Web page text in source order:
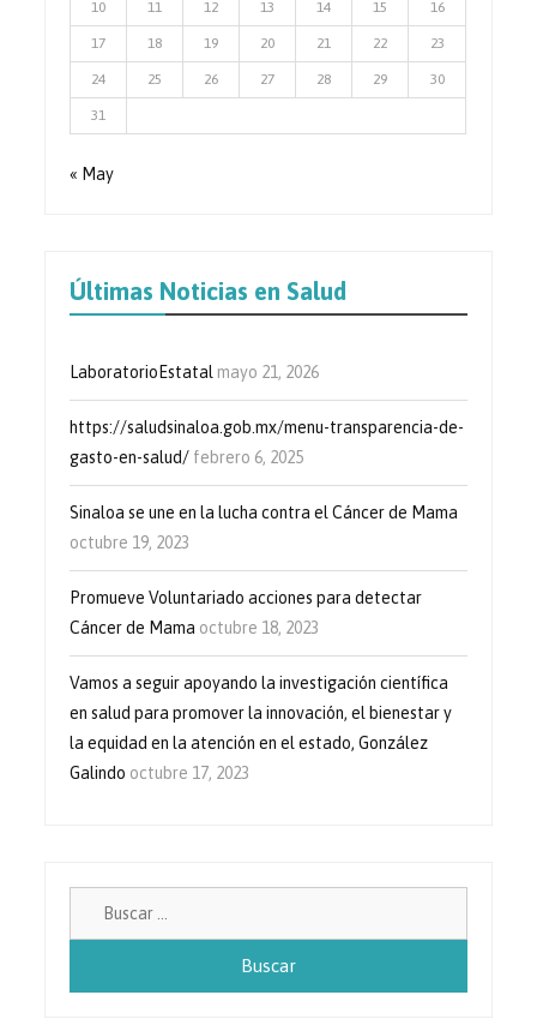
10 11 12 13 14 15 16
17 18 19 20 21 22 23
24 25 26 27 28 29 30
31
« May
Últimas Noticias en Salud
LaboratorioEstatal mayo 21, 2026
https://saludsinaloa.gob.mx/menu-transparencia-de-
gasto-en-salud/ febrero 6, 2025
Sinaloa se une en la lucha contra el Cáncer de Mama
octubre 19, 2023
Promueve Voluntariado acciones para detectar
Cáncer de Mama octubre 18, 2023
Vamos a seguir apoyando la investigación científica
en salud para promover la innovación, el bienestar y
la equidad en la atención en el estado, González
Galindo octubre 17, 2023